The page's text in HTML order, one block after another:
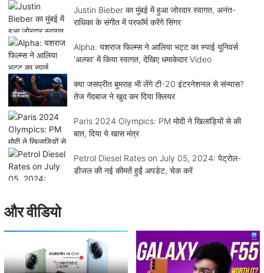
Justin Bieber का मुंबई में हुआ जोरदार स्वागत, अनंत-
राधिका के संगीत में परफॉर्म करेंगे सिंगर
Alpha: यशराज फिल्म्स ने आलिया भट्ट का स्पाई यूनिवर्स
'अल्फा' में किया स्वागत, देखिए धमाकेदार Video
क्या जसप्रीत बुमराह भी लेंगे टी-20 इंटरनेशनल से संन्यास?
तेज गेंदबाज ने खुद कर दिया क्लियर
Paris 2024 Olympics: PM मोदी ने खिलाड़ियों से की
बात, दिया ये खास मंत्र
Petrol Diesel Rates on July 05, 2024: पेट्रोल-
डीजल की नई कीमतें हुईं अपडेट, चेक करें
और वीडियो